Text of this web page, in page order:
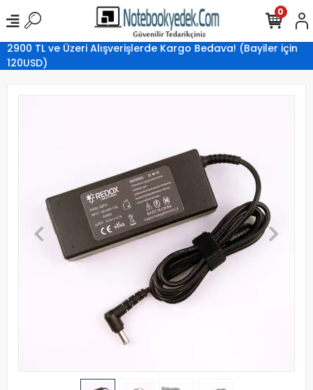
2900 TL ve Üzeri Alışverişlerde Kargo Bedava! (Bayiler için
120USD)
0